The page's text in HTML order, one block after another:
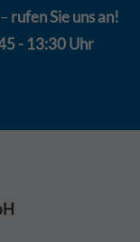
rufen Sie uns an!
- 13:30 Uhr